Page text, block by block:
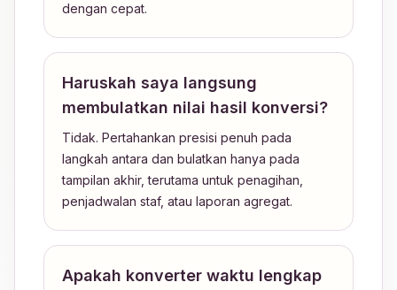
dengan cepat.
Haruskah saya langsung
membulatkan nilai hasil konversi?
Tidak. Pertahankan presisi penuh pada
langkah antara dan bulatkan hanya pada
tampilan akhir, terutama untuk penagihan,
penjadwalan staf, atau laporan agregat.
Apakah konverter waktu lengkap